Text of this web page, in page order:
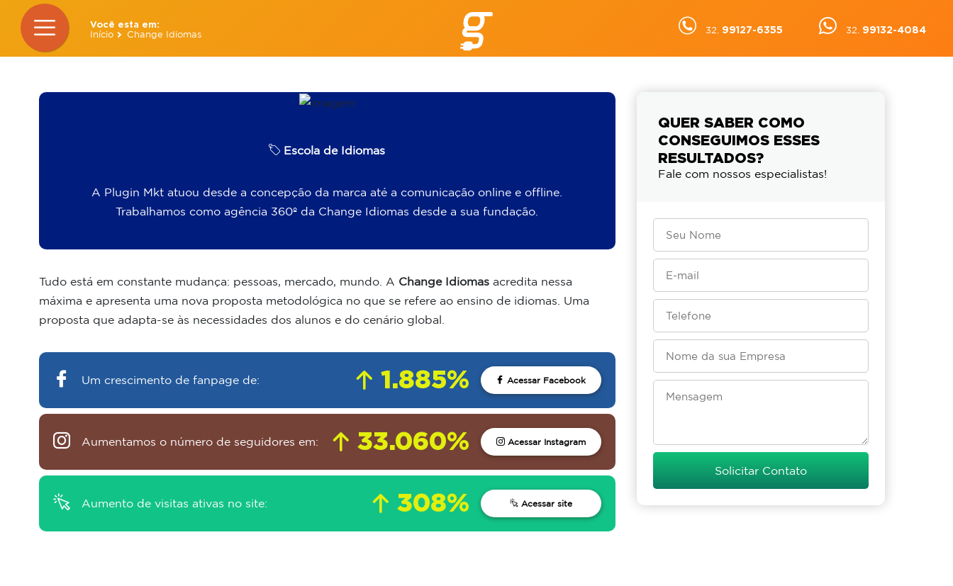
Você esta em:
Início Change Idiomas 32. 99127-6355 32. 99132-4084
Escola de Idiomas
A Plugin Mkt atuou desde a concepção da marca até a comunicação online e offline.
Trabalhamos como agência 360º da Change Idiomas desde a sua fundação.
Tudo está em constante mudança: pessoas, mercado, mundo. A Change Idiomas acredita nessa
máxima e apresenta uma nova proposta metodológica no que se refere ao ensino de idiomas. Uma
proposta que adapta-se às necessidades dos alunos e do cenário global.
Um crescimento de fanpage de: 1.885% Acessar Facebook
Aumentamos o número de seguidores em: 33.060% Acessar Instagram
Aumento de visitas ativas no site: 308% Acessar site
QUER SABER COMO
CONSEGUIMOS ESSES
RESULTADOS?
Fale com nossos especialistas!
Solicitar Contato